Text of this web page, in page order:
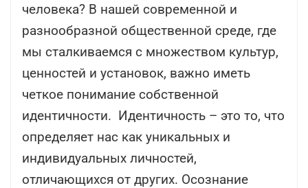
человека? В нашей современной и
разнообразной общественной среде, где
мы сталкиваемся с множеством культур,
ценностей и установок, важно иметь
четкое понимание собственной
идентичности. Идентичность – это то, что
определяет нас как уникальных и
индивидуальных личностей,
отличающихся от других. Осознание